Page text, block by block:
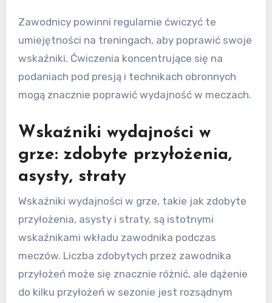
Zawodnicy powinni regularnie ćwiczyć te
umiejętności na treningach, aby poprawić swoje
wskaźniki. Ćwiczenia koncentrujące się na
podaniach pod presją i technikach obronnych
mogą znacznie poprawić wydajność w meczach.
Wskaźniki wydajności w
grze: zdobyte przyłożenia,
asysty, straty
Wskaźniki wydajności w grze, takie jak zdobyte
przyłożenia, asysty i straty, są istotnymi
wskaźnikami wkładu zawodnika podczas
meczów. Liczba zdobytych przez zawodnika
przyłożeń może się znacznie różnić, ale dążenie
do kilku przyłożeń w sezonie jest rozsądnym